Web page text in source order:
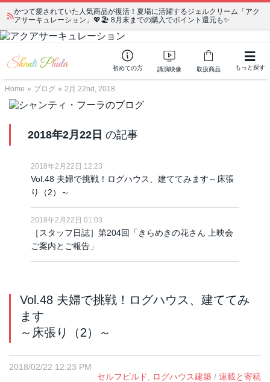
かつて愛されていた人気商品が復活！夏場に活躍するジェルクリーム「アク
アサーキュレーション」💖🏖️ 8月末までの購入でポイント還元も✨
初めての方 講演映像 取扱商品 もっと探す
Home » ブログ » 2月 22nd, 2018
2018年2月22日 の記事
2018年2月22日 12:23
Vol.48 夫婦で挑戦！ログハウス、建ててみます～床張
り（2）～
2018年2月22日 01:03
［スタッフ日誌］第204回「きらめきの花さん 上映会
ご案内とご報告」
Vol.48 夫婦で挑戦！ログハウス、建ててみ
ます
～床張り（2）～
2018/02/22 12:23 PM
セルフビルド
ログハウス建築 / 連載と寄稿